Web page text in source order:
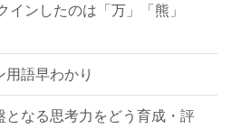
インしたのは「万」「熊」
用語早わかり
となる思考力をどう育成・評